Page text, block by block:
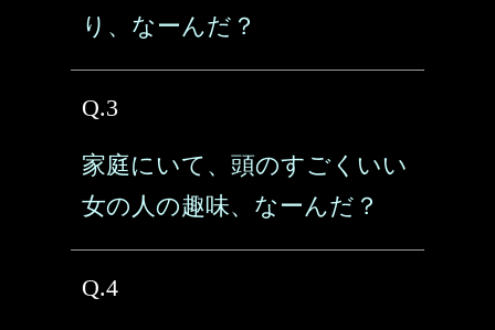
り、なーんだ？
Q.3
家庭にいて、頭のすごくいい
女の人の趣味、なーんだ？
Q.4